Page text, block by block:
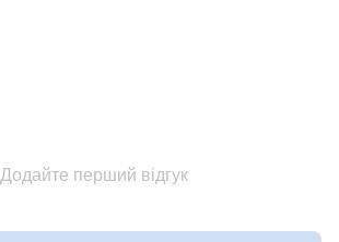
Додайте перший відгук